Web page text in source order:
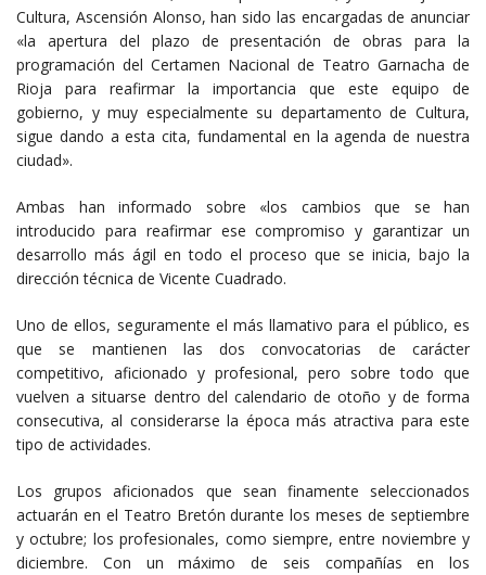
Cultura, Ascensión Alonso, han sido las encargadas de anunciar
«la apertura del plazo de presentación de obras para la
programación del Certamen Nacional de Teatro Garnacha de
Rioja para reafirmar la importancia que este equipo de
gobierno, y muy especialmente su departamento de Cultura,
sigue dando a esta cita, fundamental en la agenda de nuestra
ciudad».
Ambas han informado sobre «los cambios que se han
introducido para reafirmar ese compromiso y garantizar un
desarrollo más ágil en todo el proceso que se inicia, bajo la
dirección técnica de Vicente Cuadrado.
Uno de ellos, seguramente el más llamativo para el público, es
que se mantienen las dos convocatorias de carácter
competitivo, aficionado y profesional, pero sobre todo que
vuelven a situarse dentro del calendario de otoño y de forma
consecutiva, al considerarse la época más atractiva para este
tipo de actividades.
Los grupos aficionados que sean finamente seleccionados
actuarán en el Teatro Bretón durante los meses de septiembre
y octubre; los profesionales, como siempre, entre noviembre y
diciembre. Con un máximo de seis compañías en los